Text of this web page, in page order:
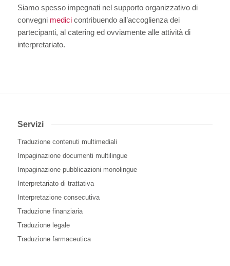
Siamo spesso impegnati nel supporto organizzativo di
convegni medicicontribuendo all’accoglienza dei
partecipanti, al catering ed ovviamente alle attività di
interpretariato.
Servizi
Traduzione contenuti multimediali
Impaginazione documenti multilingue
Impaginazione pubblicazioni monolingue
Interpretariato di trattativa
Interpretazione consecutiva
Traduzione finanziaria
Traduzione legale
Traduzione farmaceutica